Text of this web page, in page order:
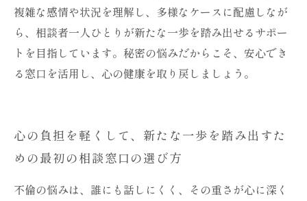
複雑な感情や状況を理解し、多様なケースに配慮しなが
ら、相談者一人ひとりが新たな一歩を踏み出せるサポー
トを目指しています。秘密の悩みだからこそ、安心でき
る窓口を活用し、心の健康を取り戻しましょう。
心の負担を軽くして、新たな一歩を踏み出すた
めの最初の相談窓口の選び方
不倫の悩みは、誰にも話しにくく、その重さが心に深く